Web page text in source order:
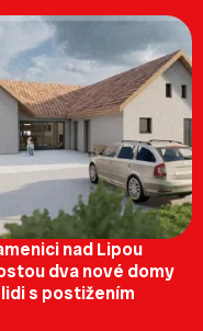
nad Lipou
dva nové domy
s postižením